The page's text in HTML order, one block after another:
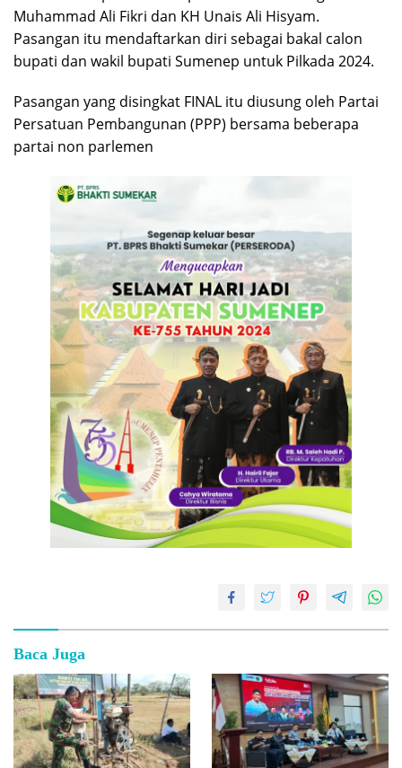
Muhammad Ali Fikri dan KH Unais Ali Hisyam.
Pasangan itu mendaftarkan diri sebagai bakal calon
bupati dan wakil bupati Sumenep untuk Pilkada 2024.
Pasangan yang disingkat FINAL itu diusung oleh Partai
Persatuan Pembangunan (PPP) bersama beberapa
partai non parlemen
Baca Juga